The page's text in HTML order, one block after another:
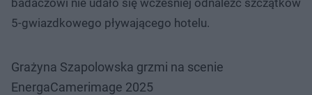
5-gwiazdkowego pływającego hotelu.
Grażyna Szapolowska grzmi na scenie
EnergaCamerimage 2025